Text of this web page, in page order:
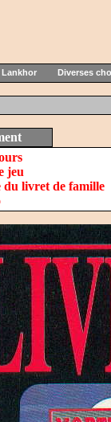
Lankhor Diverses
jeu
du livret de famille